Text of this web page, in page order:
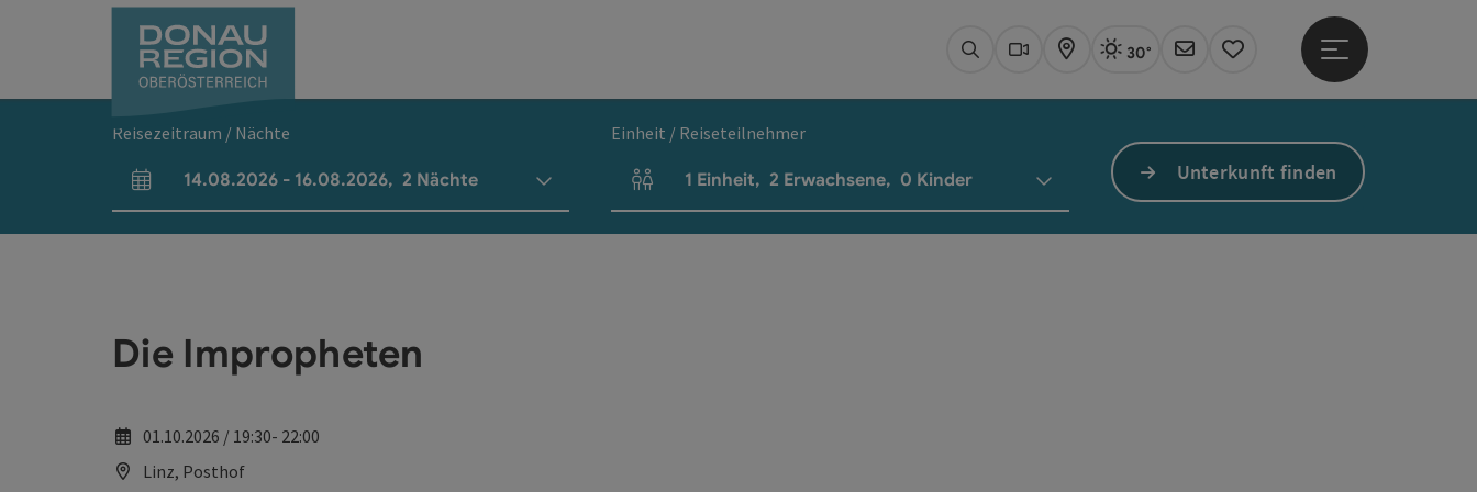
SuchenWebcams
Karte Aktuelles Wetter Linz, sonnig
30°
Newsletter
Merkzettel
Hauptmenü öffnen
Reisezeitraum / Nächte
An- und Abreisefelder
14.08.2026 - 16.08.2026, 2 Nächte
Einheit / Reiseteilnehmer
Einheitenanzahl und Personenfelder
1 Einheit, 2 Erwachsene, 0 Kinder Unterkunft finden
Die Impropheten
01.10.2026 / 19:30- 22:00
Linz, Posthof